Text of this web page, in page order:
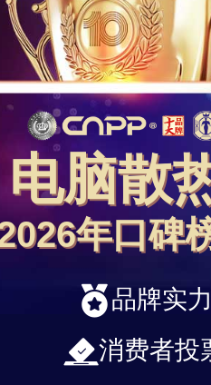
电脑散
年口碑
品牌实
消费者投